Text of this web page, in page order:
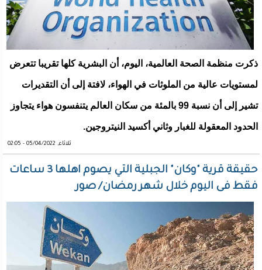
ذكرت منظمة الصحة العالمية، اليوم، أن البشرية كلها تقريبا تتعرض
لمستويات عالية من الملوثات في الهواء، لافتة إلى أن التقديرات
تشير إلى أن نسبة 99 بالمئة من سكان العالم يتنفسون هواء يتجاوز
الحدود المعقولة للغبار وثاني أكسيد النيتروجين.
ثلاثاء, 05/04/2022 - 02:05
حقيقة قرية "وكان" الجبلية التي يصوم اهلها 3 ساعات
فقط فى اليوم خلال شهر رمضان/ صور